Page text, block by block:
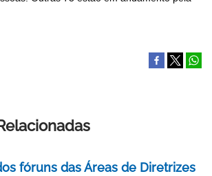
fóruns das Áreas de Diretrizes